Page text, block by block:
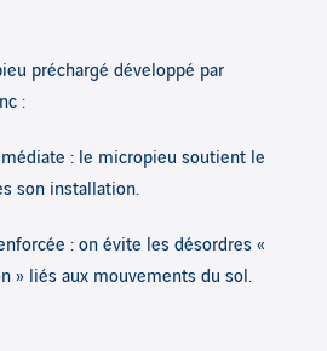
préchargé développé par
:
: le micropieu soutient le
son installation.
: on évite les désordres «
» liés aux mouvements du sol.